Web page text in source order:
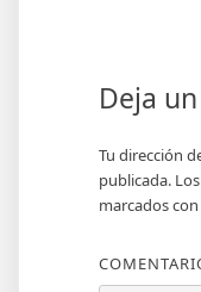
Deja
Tu dirección
publicada.
marcados con